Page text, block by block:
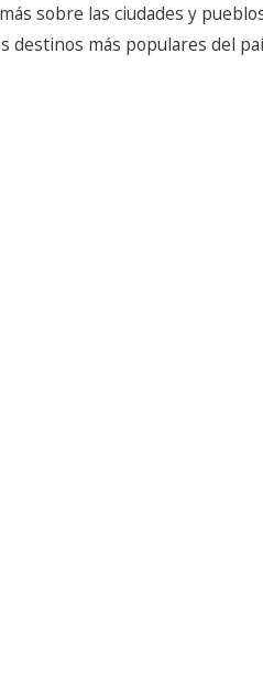
sobre las ciudades y
destinos más populares del